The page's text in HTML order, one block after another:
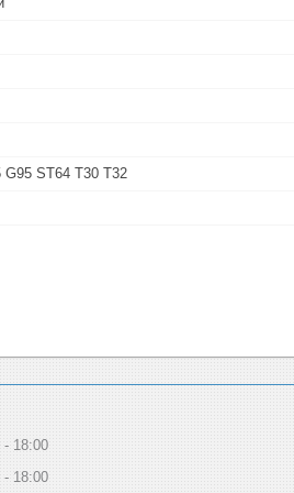
G95 ST64 T30 T32
18:00
18:00